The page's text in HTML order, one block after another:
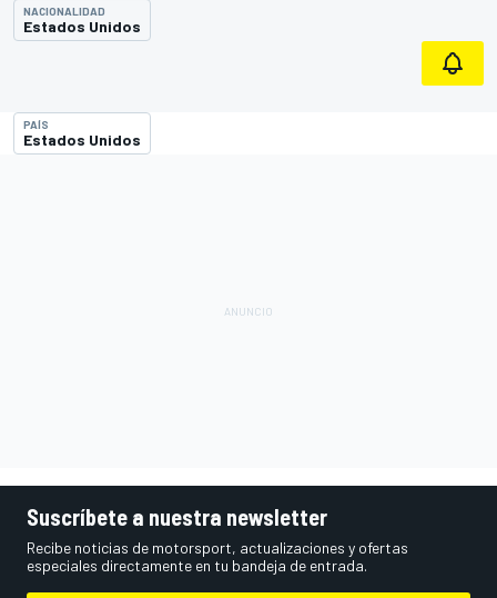
NACIONALIDAD
Estados Unidos
PAÍS
Estados Unidos
Suscríbete a nuestra newsletter
Recibe noticias de motorsport, actualizaciones y ofertas
especiales directamente en tu bandeja de entrada.